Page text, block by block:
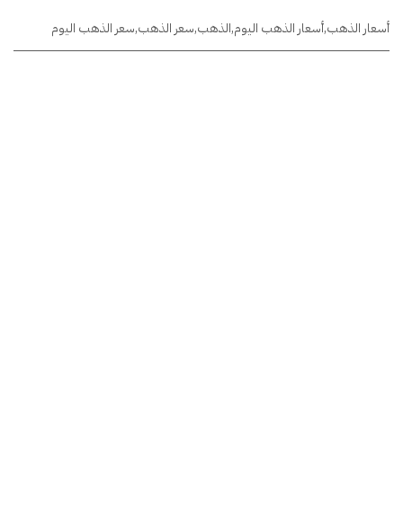
أسعار الذهب,أسعار الذهب اليوم,الذهب,سعر الذهب,سعر الذهب اليوم